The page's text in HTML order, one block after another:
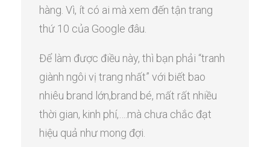
hàng. Vì, ít có ai mà xem đến tận trang
thứ 10 của Google đâu.
Để làm được điều này, thì bạn phải “tranh
giành ngôi vị trang nhất” với biết bao
nhiêu brand lớn,brand bé, mất rất nhiều
thời gian, kinh phí,….mà chưa chắc đạt
hiệu quả như mong đợi.